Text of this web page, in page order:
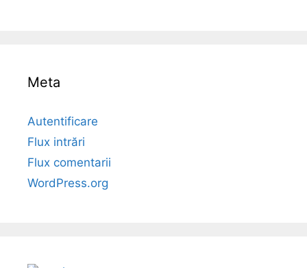
Meta
Autentificare
Flux intrări
Flux comentarii
WordPress.org